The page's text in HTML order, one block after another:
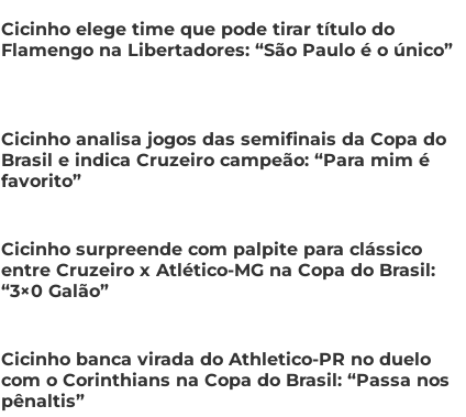
Cicinho elege time que pode tirar título do
Flamengo na Libertadores: “São Paulo é o único”
Cicinho analisa jogos das semifinais da Copa do
Brasil e indica Cruzeiro campeão: “Para mim é
favorito”
Cicinho surpreende com palpite para clássico
entre Cruzeiro x Atlético-MG na Copa do Brasil:
“3×0 Galão”
Cicinho banca virada do Athletico-PR no duelo
com o Corinthians na Copa do Brasil: “Passa nos
pênaltis”